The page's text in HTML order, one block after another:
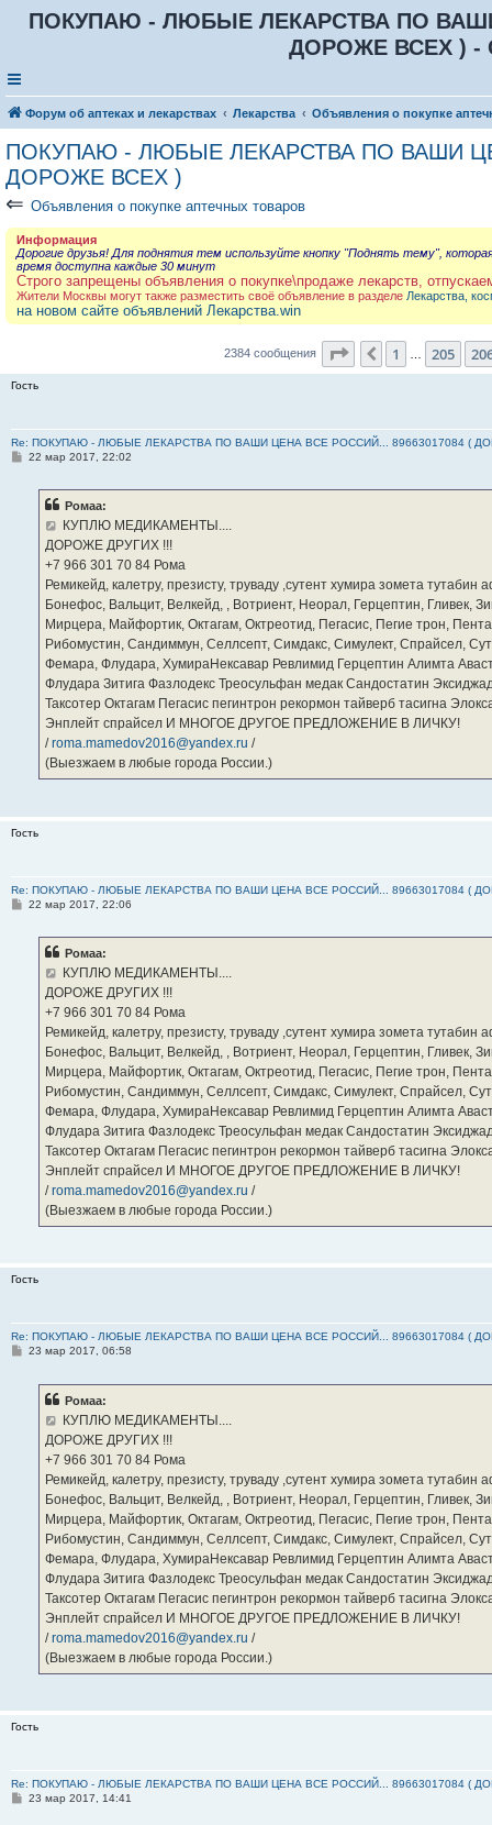
ПОКУПАЮ - ЛЮБЫЕ ЛЕКАРСТВА ПО ВАШИ
ДОРОЖЕ ВСЕХ ) -
Форум об аптеках и лекарствах Лекарства Объявления о покупке
ПОКУПАЮ - ЛЮБЫЕ ЛЕКАРСТВА ПО ВАШИ
ДОРОЖЕ ВСЕХ )
⇐ Объявления о покупке аптечных товаров
Информация
Дорогие друзья! Для поднятия тем используйте кнопку "Поднять тему",
время доступна каждые 30 минут
Строго запрещены объявления о покупке\продаже лекарств,
Жители Москвы могут также разместить своё объявление в разделе Лекарства,
на новом сайте объявлений Лекарства.win
2384 сообщения Страница 207из
Пред.
1 205
Гость
Re: ПОКУПАЮ - ЛЮБЫЕ ЛЕКАРСТВА ПО ВАШИ ЦЕНА ВСЕ РОССИЙ... 89663017084 (
С22 мар 2017, 22:02
Ромаа:
КУПЛЮ МЕДИКАМЕНТЫ....
ДОРОЖЕ ДРУГИХ !!!
‪+7 966 301 70 84‬ Рома
Ремикейд, калетру, презисту, труваду ,сутент хумира зомета
Бонефос, Вальцит, Велкейд, , Вотриент, Неорал, Герцептин, Гливек,
Мирцера, Майфортик, Октагам, Октреотид, Пегасис, Пегие трон,
Рибомустин, Сандиммун, Селлсепт, Симдакс, Симулект, Спрайсел,
Фемара, Флудара, ХумираНексавар Ревлимид Герцептин Алимта
Флудара Зитига Фазлодекс Треосульфан медак Сандостатин
Таксотер Октагам Пегасис пегинтрон рекормон тайверб тасигна
Энплейт спрайсел И МНОГОЕ ДРУГОЕ ПРЕДЛОЖЕНИЕ В ЛИЧКУ!
/roma.mamedov2016@yandex.ru /
(Выезжаем в любые города России.)
Гость
Re: ПОКУПАЮ - ЛЮБЫЕ ЛЕКАРСТВА ПО ВАШИ ЦЕНА ВСЕ РОССИЙ... 89663017084 (
С22 мар 2017, 22:06
Ромаа:
КУПЛЮ МЕДИКАМЕНТЫ....
ДОРОЖЕ ДРУГИХ !!!
‪+7 966 301 70 84‬ Рома
Ремикейд, калетру, презисту, труваду ,сутент хумира зомета
Бонефос, Вальцит, Велкейд, , Вотриент, Неорал, Герцептин, Гливек,
Мирцера, Майфортик, Октагам, Октреотид, Пегасис, Пегие трон,
Рибомустин, Сандиммун, Селлсепт, Симдакс, Симулект, Спрайсел,
Фемара, Флудара, ХумираНексавар Ревлимид Герцептин Алимта
Флудара Зитига Фазлодекс Треосульфан медак Сандостатин
Таксотер Октагам Пегасис пегинтрон рекормон тайверб тасигна
Энплейт спрайсел И МНОГОЕ ДРУГОЕ ПРЕДЛОЖЕНИЕ В ЛИЧКУ!
/roma.mamedov2016@yandex.ru /
(Выезжаем в любые города России.)
Гость
Re: ПОКУПАЮ - ЛЮБЫЕ ЛЕКАРСТВА ПО ВАШИ ЦЕНА ВСЕ РОССИЙ... 89663017084 (
С23 мар 2017, 06:58
Ромаа:
КУПЛЮ МЕДИКАМЕНТЫ....
ДОРОЖЕ ДРУГИХ !!!
‪+7 966 301 70 84‬ Рома
Ремикейд, калетру, презисту, труваду ,сутент хумира зомета
Бонефос, Вальцит, Велкейд, , Вотриент, Неорал, Герцептин, Гливек,
Мирцера, Майфортик, Октагам, Октреотид, Пегасис, Пегие трон,
Рибомустин, Сандиммун, Селлсепт, Симдакс, Симулект, Спрайсел,
Фемара, Флудара, ХумираНексавар Ревлимид Герцептин Алимта
Флудара Зитига Фазлодекс Треосульфан медак Сандостатин
Таксотер Октагам Пегасис пегинтрон рекормон тайверб тасигна
Энплейт спрайсел И МНОГОЕ ДРУГОЕ ПРЕДЛОЖЕНИЕ В ЛИЧКУ!
/roma.mamedov2016@yandex.ru /
(Выезжаем в любые города России.)
Гость
Re: ПОКУПАЮ - ЛЮБЫЕ ЛЕКАРСТВА ПО ВАШИ ЦЕНА ВСЕ РОССИЙ... 89663017084 (
С23 мар 2017, 14:41